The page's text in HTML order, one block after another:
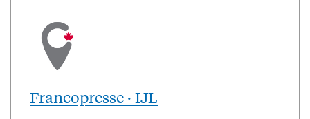
Francopresse · IJL